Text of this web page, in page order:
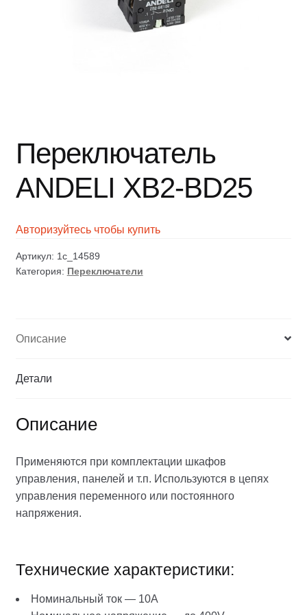
Переключатель
ANDELI XB2-BD25
Авторизуйтесь чтобы купить
Артикул: 1c_14589
Категория: Переключатели
Описание
Детали
Описание
Применяются при комплектации шкафов
управления, панелей и т.п. Используются в цепях
управления переменного или постоянного
напряжения.
Технические характеристики:
Номинальный ток — 10A